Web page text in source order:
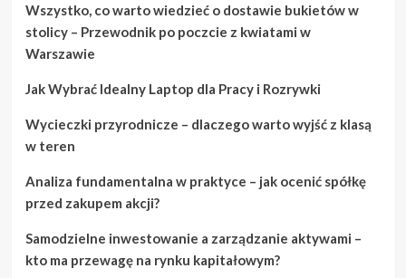
ślubu
dzięki
tym
krokom.
Wszystko, co warto wiedzieć o dostawie bukietów w
stolicy – Przewodnik po poczcie z kwiatami w
Warszawie
Jak Wybrać Idealny Laptop dla Pracy i Rozrywki
Wycieczki przyrodnicze – dlaczego warto wyjść z klasą
w teren
Analiza fundamentalna w praktyce – jak ocenić spółkę
przed zakupem akcji?
Samodzielne inwestowanie a zarządzanie aktywami –
kto ma przewagę na rynku kapitałowym?